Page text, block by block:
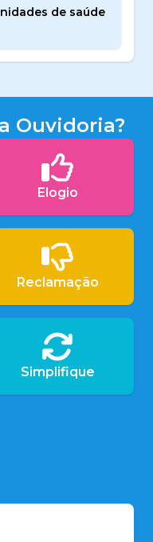
de saúde
Ouvidoria?
Elogio
Reclamação
Simplifique